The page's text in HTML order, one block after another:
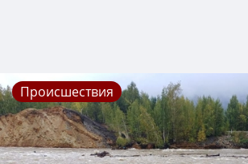
Происшествия